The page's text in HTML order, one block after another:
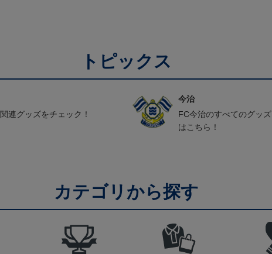
トピックス
連グッズをチェック！
今治
FC今治のすべてのグッ
はこちら！
カテゴリから探す